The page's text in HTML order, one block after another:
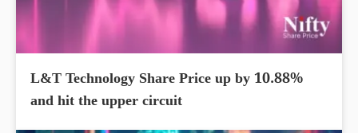
L&T Technology Share Price up by 10.88%
and hit the upper circuit